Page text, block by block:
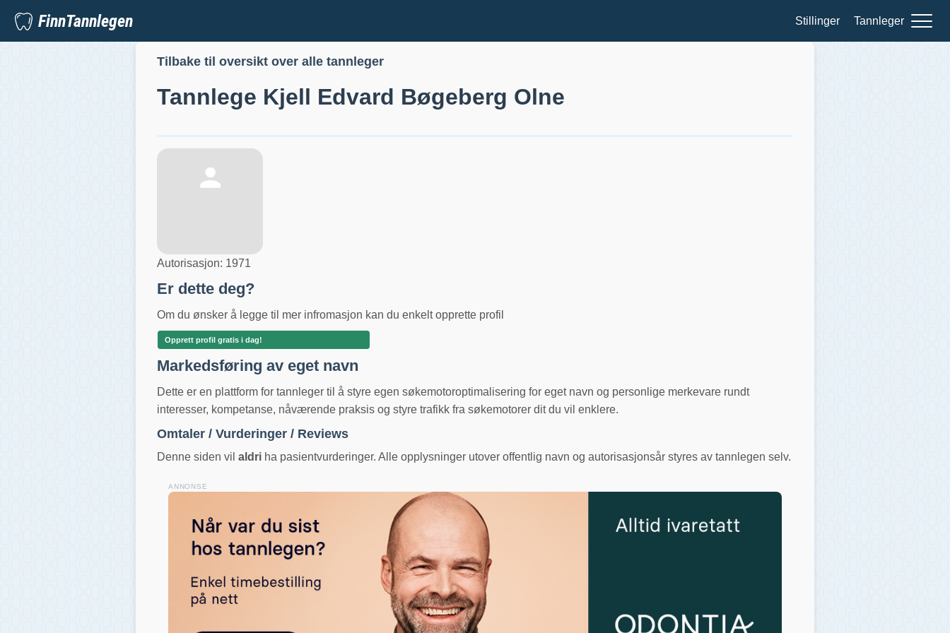
FinnTannlegen Stillinger Tannleger
Tilbake til oversikt over alle tannleger
Tannlege Kjell Edvard Bøgeberg Olne
Autorisasjon: 1971
Er dette deg?
Om du ønsker å legge til mer infromasjon kan du enkelt opprette profil
Opprett profil gratis i dag!
Markedsføring av eget navn
Dette er en plattform for tannleger til å styre egen søkemotoroptimalisering for eget navn og personlige merkevare rundt
interesser, kompetanse, nåværende praksis og styre trafikk fra søkemotorer dit du vil enklere.
Omtaler / Vurderinger / Reviews
Denne siden vil aldri ha pasientvurderinger. Alle opplysninger utover offentlig navn og autorisasjonsår styres av tannlegen selv.
ANNONSE